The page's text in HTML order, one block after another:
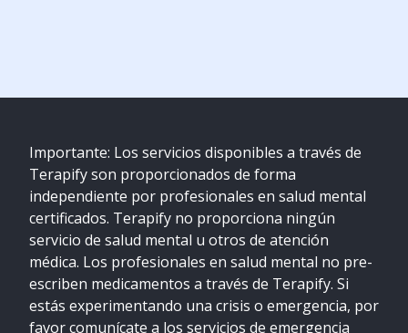
Importante: Los servicios disponibles a través de
Terapify son proporcionados de forma
independiente por profesionales en salud mental
certificados. Terapify no proporciona ningún
servicio de salud mental u otros de atención
médica. Los profesionales en salud mental no pre-
escriben medicamentos a través de Terapify. Si
estás experimentando una crisis o emergencia, por
favor comunícate a los servicios de emergencia